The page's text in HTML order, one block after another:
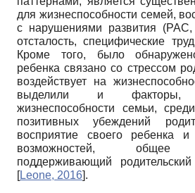
для жизнеспособности семей,
с нарушениями развития
отсталость, специфические
Кроме того, было
ребенка связано со стрессом
воздействует на
выделили и факторы,
жизнеспособности семьи,
позитивных убеждений
восприятие своего ребенка и
возможностей, общее
поддерживающий
[Leone, 2016].